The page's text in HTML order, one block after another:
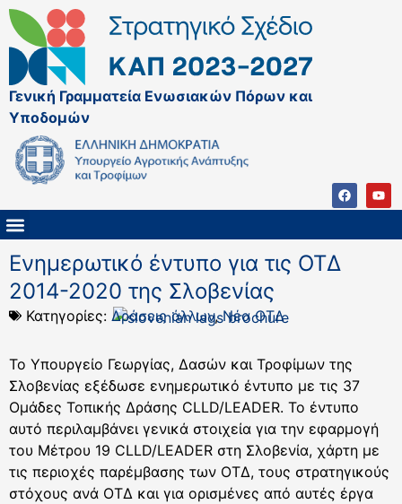
Γενική Γραμματεία Ενωσιακών Πόρων και
Υποδομών
Ενημερωτικό έντυπο για τις ΟΤΔ
2014-2020 της Σλοβενίας
Κατηγορίες: Δράσεις άλλων,Νέα ΟΤΔ
Το Υπουργείο Γεωργίας, Δασών και Τροφίμων της
Σλοβενίας εξέδωσε ενημερωτικό έντυπο με τις 37
Ομάδες Τοπικής Δράσης CLLD/LEADER. Το έντυπο
αυτό περιλαμβάνει γενικά στοιχεία για την εφαρμογή
του Μέτρου 19 CLLD/LEADER στη Σλοβενία, χάρτη με
τις περιοχές παρέμβασης των ΟΤΔ, τους στρατηγικούς
στόχους ανά ΟΤΔ και για ορισμένες από αυτές έργα